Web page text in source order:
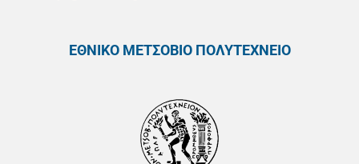
ΕΘΝΙΚΟ ΜΕΤΣΟΒΙΟ ΠΟΛΥΤΕΧΝΕΙΟ